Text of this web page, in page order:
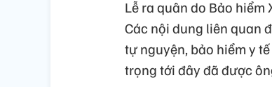
Lễ ra quân do Bảo
Các nội dung liên quan
tự nguyện, bảo hiểm y
trọng tới đây đã được